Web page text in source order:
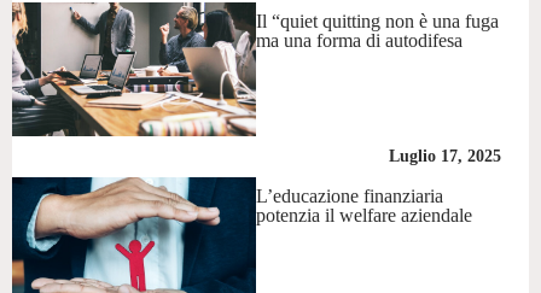
Il “quiet quitting non è una fuga
ma una forma di autodifesa
Luglio 17, 2025
L’educazione finanziaria
potenzia il welfare aziendale